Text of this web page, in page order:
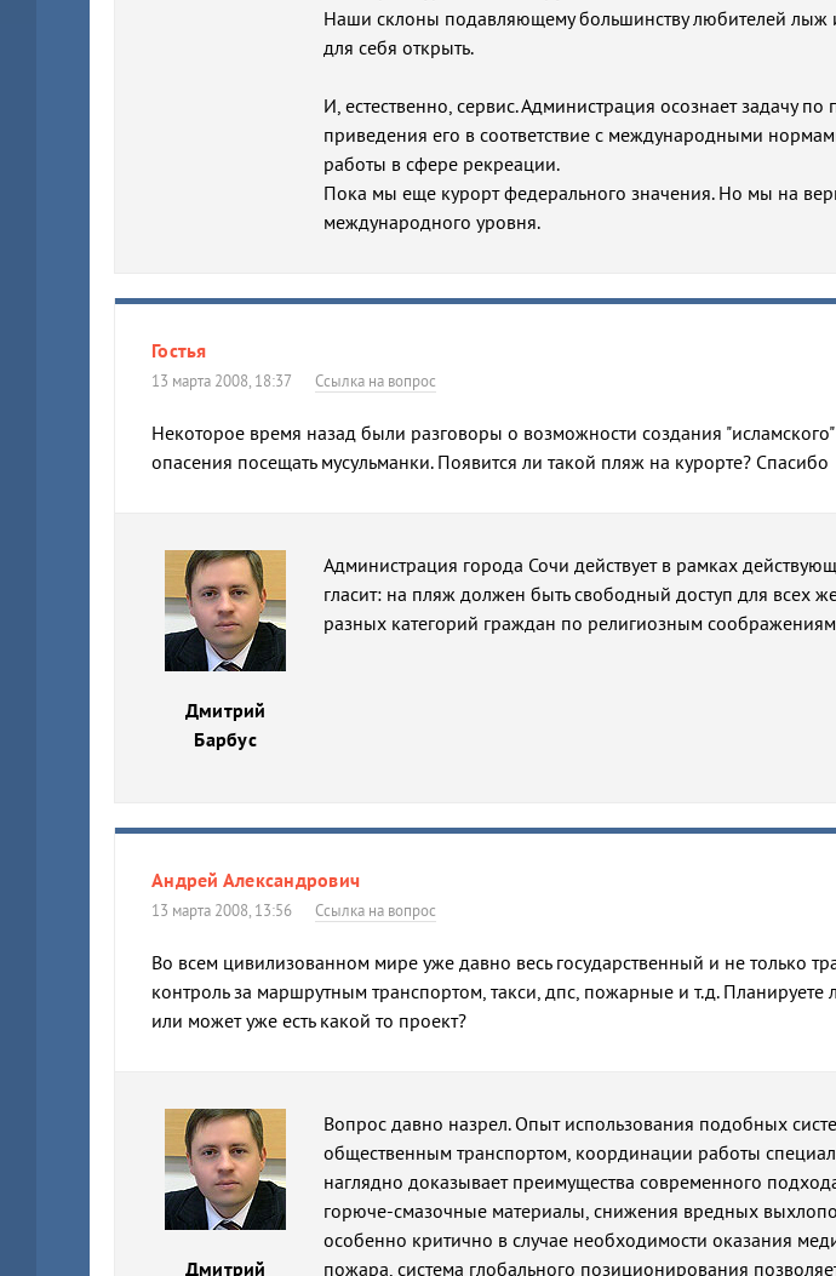
Наши склоны подавляющему большинству любителей лыж
для себя открыть.
И, естественно, сервис. Администрация осознает задачу
приведения его в соответствие с международными
работы в сфере рекреации.
Пока мы еще курорт федерального значения. Но мы на
международного уровня.
Гостья
13 марта 2008, 18:37 Ссылка на вопрос
Некоторое время назад были разговоры о возможности создания
опасения посещать мусульманки. Появится ли такой пляж на курорте? Спасибо
Дмитрий
Барбус
Администрация города Сочи действует в рамках
гласит: на пляж должен быть свободный доступ для всех
разных категорий граждан по религиозным
Андрей Александрович
13 марта 2008, 13:56 Ссылка на вопрос
Во всем цивилизованном мире уже давно весь государственный и не только
контроль за маршрутным транспортом, такси, дпс, пожарные и т.д. Планируете
или может уже есть какой то проект?
Дмитрий
Вопрос давно назрел. Опыт использования подобных
общественным транспортом, координации работы
наглядно доказывает преимущества современного
горюче-смазочные материалы, снижения вредных
особенно критично в случае необходимости оказания
пожара, система глобального позиционирования